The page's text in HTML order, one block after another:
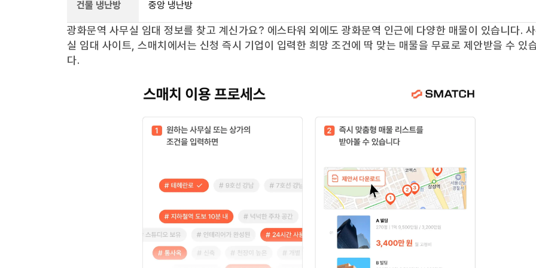
건물 냉난방 중앙 냉난방
광화문역 사무실 임대 정보를 찾고 계신가요? 에스타워 외에도 광화문역 인근에 다양한 매물이 있습니다.
실 임대 사이트, 스매치에서는 신청 즉시 기업이 입력한 희망 조건에 딱 맞는 매물을 무료로 제안받을 수 있
다.